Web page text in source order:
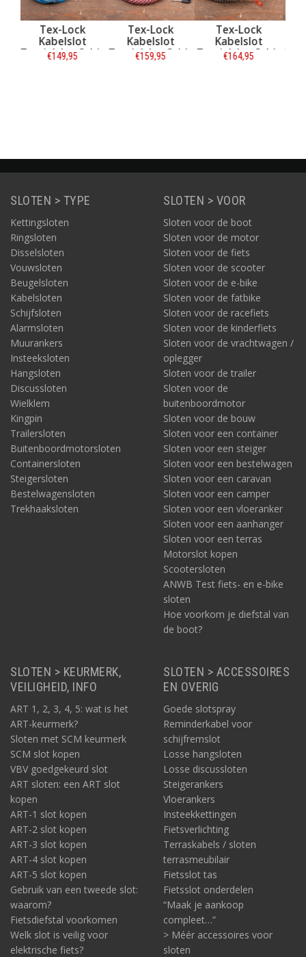
Tex-Lock
Kabelslot
Textielslot Orbit
Chateau Red 120
€159,95
Tex-Lock
Kabelslot
Textielslot Orbit
Electric Grey 120
€164,95
Tex-Lock
Kabelslot
Textielslot Orbit
M 120 cm Zwart -
€164,95
SLOTEN > TYPE
Kettingsloten
Ringsloten
Disselsloten
Vouwsloten
Beugelsloten
Kabelsloten
Schijfsloten
Alarmsloten
Muurankers
Insteeksloten
Hangsloten
Discussloten
Wielklem
Kingpin
Trailersloten
Buitenboordmotorsloten
Containersloten
Steigersloten
Bestelwagensloten
Trekhaaksloten
SLOTEN > VOOR
Sloten voor de boot
Sloten voor de motor
Sloten voor de fiets
Sloten voor de scooter
Sloten voor de e-bike
Sloten voor de fatbike
Sloten voor de racefiets
Sloten voor de kinderfiets
Sloten voor de vrachtwagen /
oplegger
Sloten voor de trailer
Sloten voor de
buitenboordmotor
Sloten voor de bouw
Sloten voor een container
Sloten voor een steiger
Sloten voor een bestelwagen
Sloten voor een caravan
Sloten voor een camper
Sloten voor een vloeranker
Sloten voor een aanhanger
Sloten voor een terras
Motorslot kopen
Scootersloten
ANWB Test fiets- en e-bike
sloten
Hoe voorkom je diefstal van
de boot?
SLOTEN > KEURMERK,
VEILIGHEID, INFO
ART 1, 2, 3, 4, 5: wat is het
ART-keurmerk?
Sloten met SCM keurmerk
SCM slot kopen
VBV goedgekeurd slot
ART sloten: een ART slot
kopen
ART-1 slot kopen
ART-2 slot kopen
ART-3 slot kopen
ART-4 slot kopen
ART-5 slot kopen
Gebruik van een tweede slot:
waarom?
Fietsdiefstal voorkomen
Welk slot is veilig voor
elektrische fiets?
SLOTEN > ACCESSOIRES
EN OVERIG
Goede slotspray
Reminderkabel voor
schijfremslot
Losse hangsloten
Losse discussloten
Steigerankers
Vloerankers
Insteekkettingen
Fietsverlichting
Terraskabels / sloten
terrasmeubilair
Fietsslot tas
Fietsslot onderdelen
“Maak je aankoop
compleet…”
> Méér accessoires voor
sloten